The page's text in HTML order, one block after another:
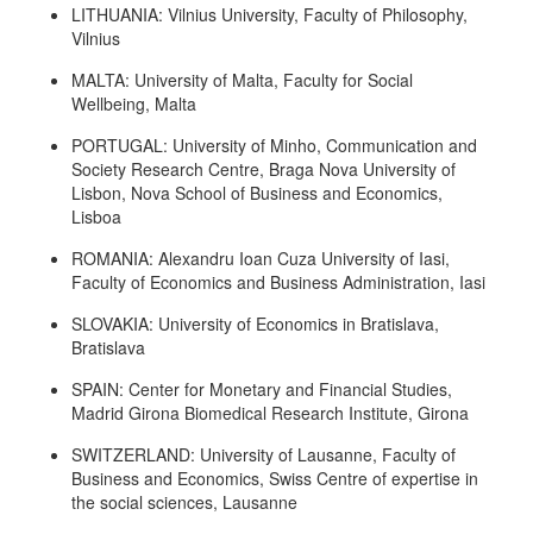
LITHUANIA: Vilnius University, Faculty of Philosophy,
Vilnius
MALTA: University of Malta, Faculty for Social
Wellbeing, Malta
PORTUGAL: University of Minho, Communication and
Society Research Centre, Braga Nova University of
Lisbon, Nova School of Business and Economics,
Lisboa
ROMANIA: Alexandru Ioan Cuza University of Iasi,
Faculty of Economics and Business Administration, Iasi
SLOVAKIA: University of Economics in Bratislava,
Bratislava
SPAIN: Center for Monetary and Financial Studies,
Madrid Girona Biomedical Research Institute, Girona
SWITZERLAND: University of Lausanne, Faculty of
Business and Economics, Swiss Centre of expertise in
the social sciences, Lausanne